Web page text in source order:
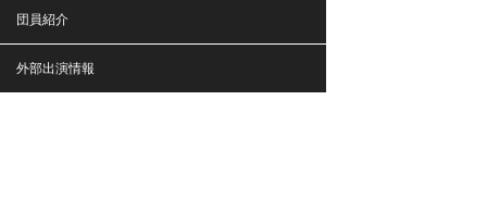
団員紹介
外部出演情報